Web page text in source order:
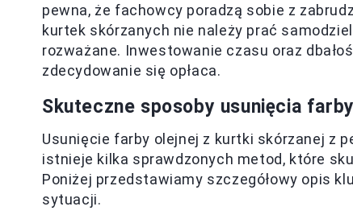
pewna, że fachowcy poradzą sobie z
kurtek skórzanych nie należy prać
rozważane. Inwestowanie czasu oraz
zdecydowanie się opłaca.
Skuteczne sposoby usunięcia
Usunięcie farby olejnej z kurtki skórzanej z
istnieje kilka sprawdzonych metod, które
Poniżej przedstawiamy szczegółowy opis
sytuacji.